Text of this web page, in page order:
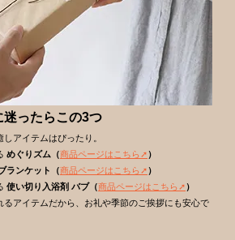
ったらこの3つ
アイテムはぴったり。
めぐりズム（商品ページはこちら➚）
ランケット（商品ページはこちら➚）
使い切り入浴剤 バブ（商品ページはこちら➚）
るアイテムだから、お礼や季節のご挨拶にも安心で